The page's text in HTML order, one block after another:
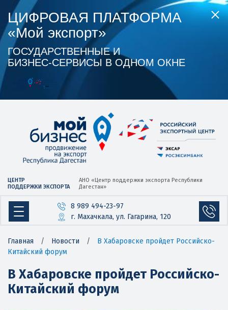
ЦИФРОВАЯ ПЛАТФОРМА
«Мой экспорт»
ГОСУДАРСТВЕННЫЕ И
БИЗНЕС‑СЕРВИСЫ В ОДНОМ ОКНЕ
ЦЕНТР
ПОДДЕРЖКИ ЭКСПОРТА
АНО «Центр поддержки экспорта Республики
Дагестан»
8 989 494-23-97
г. Махачкала, ул. Гагарина, 120
Главная / Новости /
В Хабаровске пройдет Российско-
Китайский форум
В Хабаровске пройдет Российско-
Китайский форум